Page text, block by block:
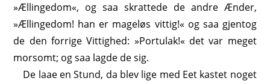
»Ællingedom«, og saa skrattede de andre Ænder,
»Ællingedom! han er mageløs vittig!« og saa gjentog
de den forrige Vittighed: »Portulak!« det var meget
morsomt; og saa lagde de sig.
De laae en Stund, da blev lige med Eet kastet noget